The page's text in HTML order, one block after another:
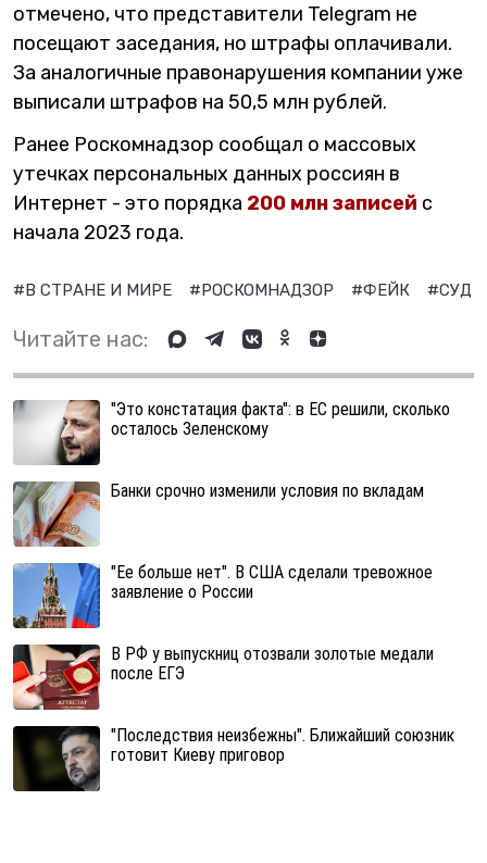
отмечено, что представители Telegram не
посещают заседания, но штрафы оплачивали.
За аналогичные правонарушения компании уже
выписали штрафов на 50,5 млн рублей.
Ранее Роскомнадзор сообщал о массовых
утечках персональных данных россиян в
Интернет - это порядка 200 млн записей с
начала 2023 года.
#В СТРАНЕ И МИРЕ #РОСКОМНАДЗОР #ФЕЙК #СУД
Читайте нас:
"Это констатация факта": в ЕС решили, сколько
осталось Зеленскому
Банки срочно изменили условия по вкладам
"Ее больше нет". В США сделали тревожное
заявление о России
В РФ у выпускниц отозвали золотые медали
после ЕГЭ
"Последствия неизбежны". Ближайший союзник
готовит Киеву приговор